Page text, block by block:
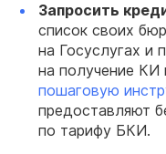
Запросить
список своих
на Госуслугах и
на получение
пошаговую
предоставляют
по тарифу БКИ.